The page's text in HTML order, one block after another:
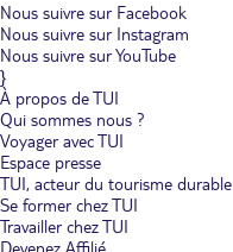
Nous suivre sur Facebook
Nous suivre sur Instagram
Nous suivre sur YouTube
}
À propos de TUI
Qui sommes nous ?
Voyager avec TUI
Espace presse
TUI, acteur du tourisme durable
Se former chez TUI
Travailler chez TUI